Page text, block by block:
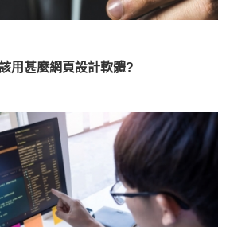
用甚麼網頁設計軟體?